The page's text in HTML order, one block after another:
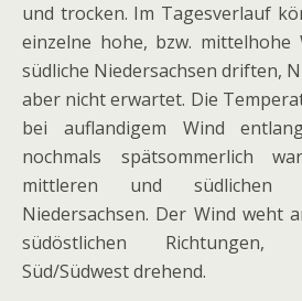
und trocken. Im Tagesverlauf
einzelne hohe, bzw. mittelhohe
südliche Niedersachsen driften,
aber nicht erwartet. Die
bei auflandigem Wind
nochmals spätsommerlich
mittleren und südlichen
Niedersachsen. Der Wind weht
südöstlichen Richtungen,
Süd/Südwest drehend.